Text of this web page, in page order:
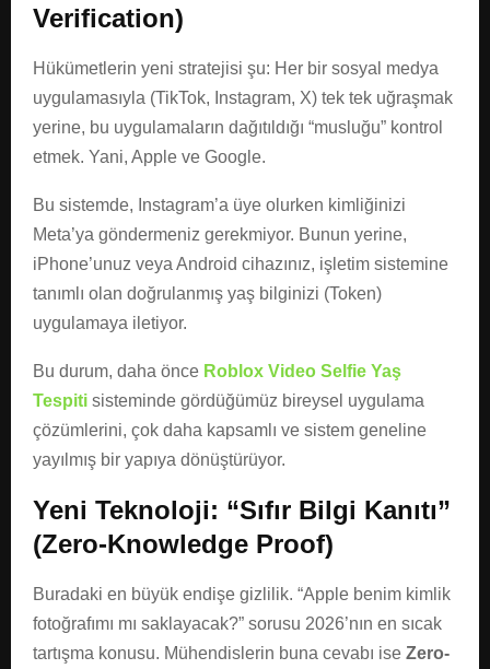
Verification)
Hükümetlerin yeni stratejisi şu: Her bir sosyal medya
uygulamasıyla (TikTok, Instagram, X) tek tek uğraşmak
yerine, bu uygulamaların dağıtıldığı “musluğu” kontrol
etmek. Yani, Apple ve Google.
Bu sistemde, Instagram’a üye olurken kimliğinizi
Meta’ya göndermeniz gerekmiyor. Bunun yerine,
iPhone’unuz veya Android cihazınız, işletim sistemine
tanımlı olan doğrulanmış yaş bilginizi (Token)
uygulamaya iletiyor.
Bu durum, daha önce Roblox Video Selfie Yaş
Tespiti sisteminde gördüğümüz bireysel uygulama
çözümlerini, çok daha kapsamlı ve sistem geneline
yayılmış bir yapıya dönüştürüyor.
Yeni Teknoloji: “Sıfır Bilgi Kanıtı”
(Zero-Knowledge Proof)
Buradaki en büyük endişe gizlilik. “Apple benim kimlik
fotoğrafımı mı saklayacak?” sorusu 2026’nın en sıcak
tartışma konusu. Mühendislerin buna cevabı ise Zero-